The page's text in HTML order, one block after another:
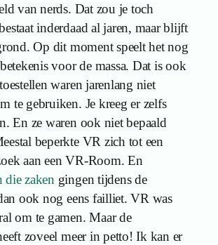
van nerds. Dat zou je toch
inderdaad al jaren, maar blijft
Op dit moment speelt het nog
voor de massa. Dat is ook
waren jarenlang niet
te gebruiken. Je kreeg er zelfs
En ze waren ook niet bepaald
beperkte VR zich tot een
aan een VR-Room. En
die zaken gingen tijdens de
ook nog eens failliet. VR was
om te gamen. Maar de
zoveel meer in petto! Ik kan er